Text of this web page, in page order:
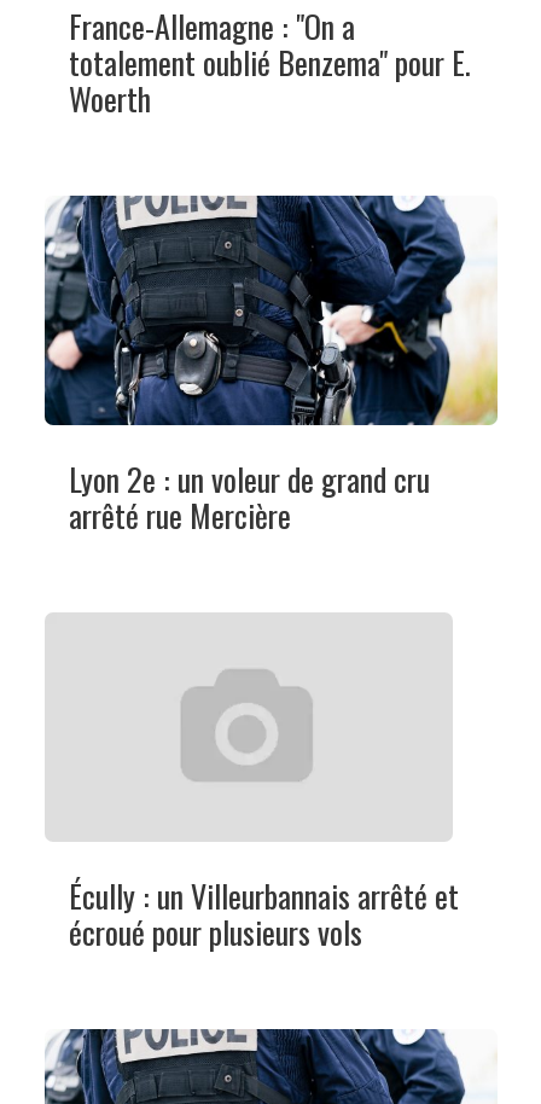
France-Allemagne : "On a
totalement oublié Benzema" pour E.
Woerth
Lyon 2e : un voleur de grand cru
arrêté rue Mercière
Écully : un Villeurbannais arrêté et
écroué pour plusieurs vols